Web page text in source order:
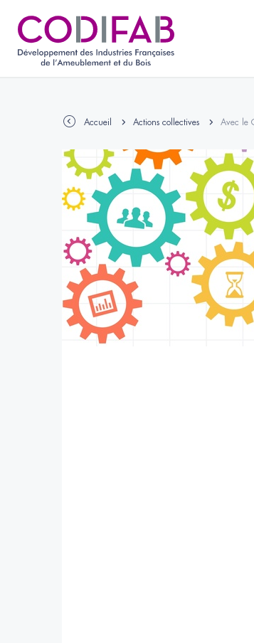
Accueil Actions collectives Avec le